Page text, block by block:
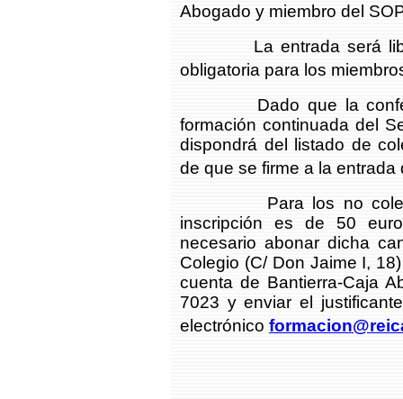
Abogado y miembro del
La entrada será libre
obligatoria para los
Dado que la
formación continuada del
dispondrá del listado de
de que se firme a la entrada
Para los no
inscripción es de 50
necesario abonar dicha
Colegio (C/ Don Jaime I,
cuenta de Bantierra-Caja
7023 y enviar el
electrónico